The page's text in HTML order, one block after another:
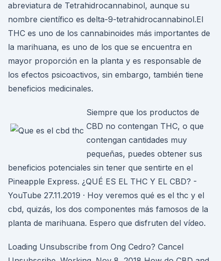
abreviatura de Tetrahidrocannabinol, aunque su
nombre científico es delta-9-tetrahidrocannabinol.El
THC es uno de los cannabinoides más importantes de
la marihuana, es uno de los que se encuentra en
mayor proporción en la planta y es responsable de
los efectos psicoactivos, sin embargo, también tiene
beneficios medicinales.
Siempre que los productos de
CBD no contengan THC, o que
contengan cantidades muy
pequeñas, puedes obtener sus
beneficios potenciales sin tener que sentirte en el
Pineapple Express. ¿QUÉ ES EL THC Y EL CBD? -
YouTube 27.11.2019 · Hoy veremos qué es el thc y el
cbd, quizás, los dos componentes más famosos de la
planta de marihuana. Espero que disfruten del vídeo.
Loading Unsubscribe from Ong Cedro? Cancel